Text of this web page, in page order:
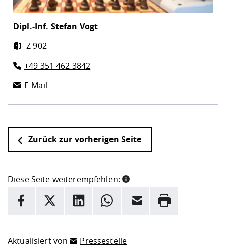
Dipl.-Inf. Stefan Vogt
Z 902
+49 351 462 3842
E-Mail
Zurück zur vorherigen Seite
Diese Seite weiterempfehlen:
INFORMATION
Facebook
X LinkedInWhatsappE-Mail Drucken
Aktualisiert von Pressestelle